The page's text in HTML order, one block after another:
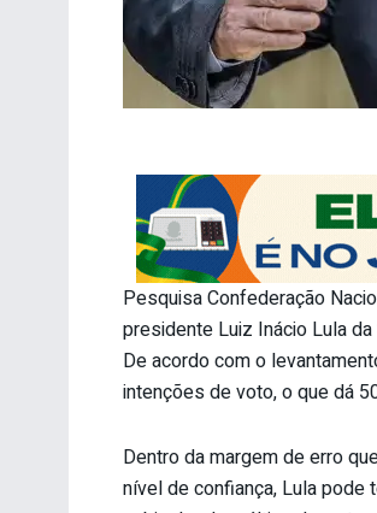
Pesquisa Confederação
presidente Luiz Inácio Lula
De acordo com o
intenções de voto, o que dá
Dentro da margem de erro
nível de confiança, Lula pode